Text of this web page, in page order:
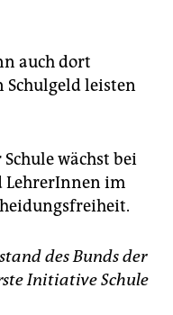
auch dort
Schulgeld leisten
wächst bei
LehrerInnen im
des Bunds der
Initiative Schule